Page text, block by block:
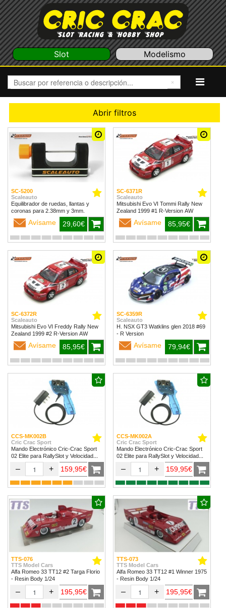
Slot Modelismo
Abrir filtros
SC-5200
Scaleauto
Equilibrador de ruedas, llantas y
coronas para 2.38mm y 3mm.
Avísame 29,60€
SC-6371R
Scaleauto
Mitsubishi Evo VI Tommi Rally New
Zealand 1999 #1 R-Version AW
Avísame 85,95€
SC-6372R
Scaleauto
Mitsubishi Evo VI Freddy Rally New
Zealand 1999 #2 R-Version AW
Avísame 85,95€
SC-6359R
Scaleauto
H. NSX GT3 Watklins glen 2018 #69
- R Version
Avísame 79,94€
CCS-MK002B
Cric Crac Sport
Mando Electrónico Cric-Crac Sport
02 Elite para RallySlot y Velocidad
1/32 & 1/24.
– + 159,95€
CCS-MK002A
Cric Crac Sport
Mando Electrónico Cric-Crac Sport
02 Elite para RallySlot y Velocidad
1/32 & 1/24
– + 159,95€
TTS-076
TTS Model Cars
Alfa Romeo 33 TT12 #2 Targa Florio
- Resin Body 1/24
– + 195,95€
TTS-073
TTS Model Cars
Alfa Romeo 33 TT12 #1 Winner 1975
- Resin Body 1/24
– + 195,95€